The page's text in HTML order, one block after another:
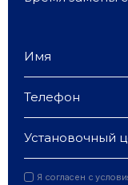
Установочный
Я согласен с